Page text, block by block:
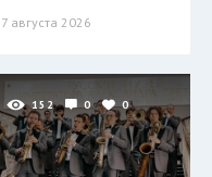
7 августа 2026
152 0 0